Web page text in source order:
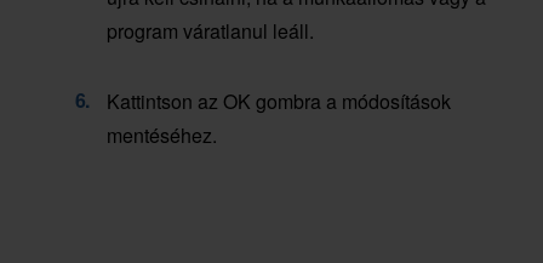
program váratlanul leáll.
Kattintson az OK gombra a módosítások
mentéséhez.